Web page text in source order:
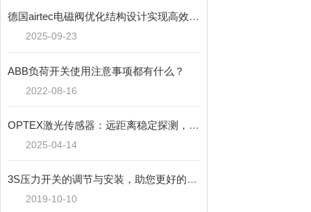
德国airtec电磁阀优化结构设计实现高效运行
2025-09-23
ABB负荷开关使用注意事项都有什么？
2022-08-16
OPTEX激光传感器：远距离稳定探测，拓展应用范围
2025-04-14
3S压力开关的调节与安装，助您更好的使用
2019-10-10